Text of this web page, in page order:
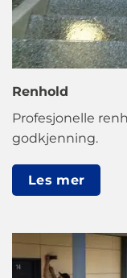
Renhold
Profesjonelle
godkjenning.
Les mer